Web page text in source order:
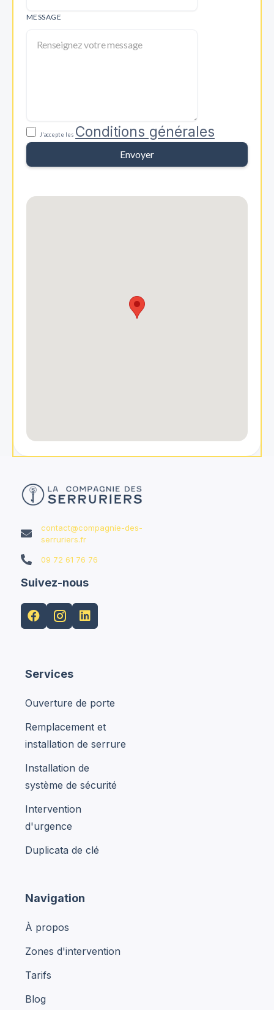
MESSAGE
J'accepte les Conditions générales

contact@compagnie-des-
serruriers.fr
 09 72 61 76 76
Suivez-nous
 
Services
Ouverture de porte
Remplacement et
installation de serrure
Installation de
système de sécurité
Intervention
d'urgence
Duplicata de clé
Navigation
À propos
Zones d'intervention
Tarifs
Blog